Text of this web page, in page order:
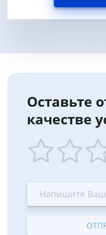
Оставьте
качестве
star
Terrible
stars
—
Bad
stars
—
OK